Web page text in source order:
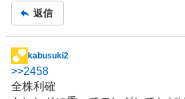
返信
掲
示
板
kabusuki2
>>2458
全株利確